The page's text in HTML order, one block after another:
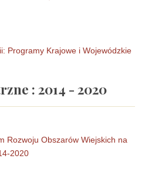
Programy Krajowe i Wojewódzkie
: 2014 - 2020
Rozwoju Obszarów Wiejskich na
2020